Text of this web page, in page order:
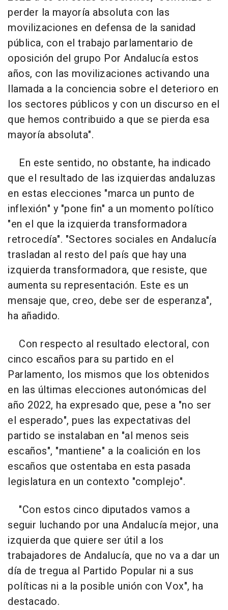
perder la mayoría absoluta con las
movilizaciones en defensa de la sanidad
pública, con el trabajo parlamentario de
oposición del grupo Por Andalucía estos
años, con las movilizaciones activando una
llamada a la conciencia sobre el deterioro en
los sectores públicos y con un discurso en el
que hemos contribuido a que se pierda esa
mayoría absoluta".
En este sentido, no obstante, ha indicado
que el resultado de las izquierdas andaluzas
en estas elecciones "marca un punto de
inflexión" y "pone fin" a un momento político
"en el que la izquierda transformadora
retrocedía". "Sectores sociales en Andalucía
trasladan al resto del país que hay una
izquierda transformadora, que resiste, que
aumenta su representación. Este es un
mensaje que, creo, debe ser de esperanza",
ha añadido.
Con respecto al resultado electoral, con
cinco escaños para su partido en el
Parlamento, los mismos que los obtenidos
en las últimas elecciones autonómicas del
año 2022, ha expresado que, pese a "no ser
el esperado", pues las expectativas del
partido se instalaban en "al menos seis
escaños", "mantiene" a la coalición en los
escaños que ostentaba en esta pasada
legislatura en un contexto "complejo".
"Con estos cinco diputados vamos a
seguir luchando por una Andalucía mejor, una
izquierda que quiere ser útil a los
trabajadores de Andalucía, que no va a dar un
día de tregua al Partido Popular ni a sus
políticas ni a la posible unión con Vox", ha
destacado.